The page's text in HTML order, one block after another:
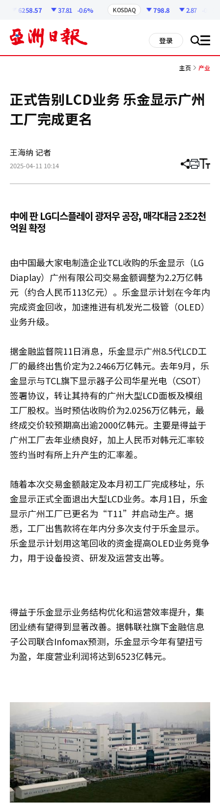
6258.57 37.81 -0.6% KOSDAQ 798.8 2.87 -0.36%
登录 搜 all
主页 产业
正式告别LCD业务 乐金显示广州
工厂完成更名
王海纳 记者
2025-04-11 10:14 分
章
打 调
小
中에 판 LG디스플레이 광저우 공장, 매각대금 2조2천
억원 확정
由中国最大家电制造企业TCL收购的乐金显示（LG
Diaplay）广州有限公司交易金额调整为2.2万亿韩
元（约合人民币113亿元）。乐金显示计划在今年内
完成资金回收，加速推进有机发光二极管（OLED）
业务升级。
据金融监督院11日消息，乐金显示广州8.5代LCD工
厂的最终出售价定为2.2466万亿韩元。去年9月，乐
金显示与TCL旗下显示器子公司华星光电（CSOT）
签署协议，转让其持有的广州大型LCD面板及模组
工厂股权。当时预估收购价为2.0256万亿韩元，最
终成交价较预期高出逾2000亿韩元。主要是得益于
广州工厂去年业绩良好，加上人民币对韩元汇率较
签约当时有所上升产生的汇率差。
随着本次交易金额敲定及本月初工厂完成移址，乐
金显示正式全面退出大型LCD业务。本月1日，乐金
显示广州工厂已更名为“T11”并启动生产。据
悉，工厂出售款将在年内分多次支付于乐金显示。
乐金显示计划用这笔回收的资金提高OLED业务竞争
力，用于设备投资、研发及运营支出等。
得益于乐金显示业务结构优化和运营效率提升，集
团业绩有望得到显著改善。据韩联社旗下金融信息
子公司联合Infomax预测，乐金显示今年有望扭亏
为盈，年度营业利润将达到6523亿韩元。